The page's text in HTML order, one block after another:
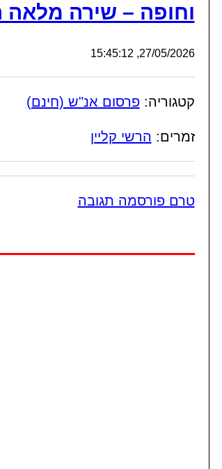
וחופה – שירה מלאה
27/05/2026, 15:45:12
קטגוריה:פרסום אנ"ש (חינם)
זמרים: הרשי קליין
טרם פורסמה תגובה